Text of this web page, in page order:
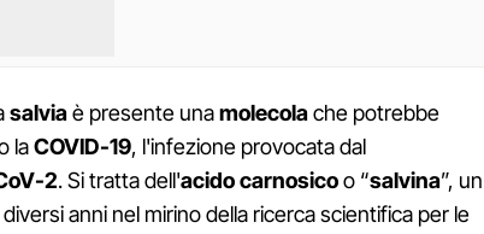
salviaè presente unamolecolache potrebbe
laCOVID-19, l'infezione provocata dal
2. Si tratta dell'acido carnosicoo “salvina”, un
anni nel mirino della ricerca scientifica per le